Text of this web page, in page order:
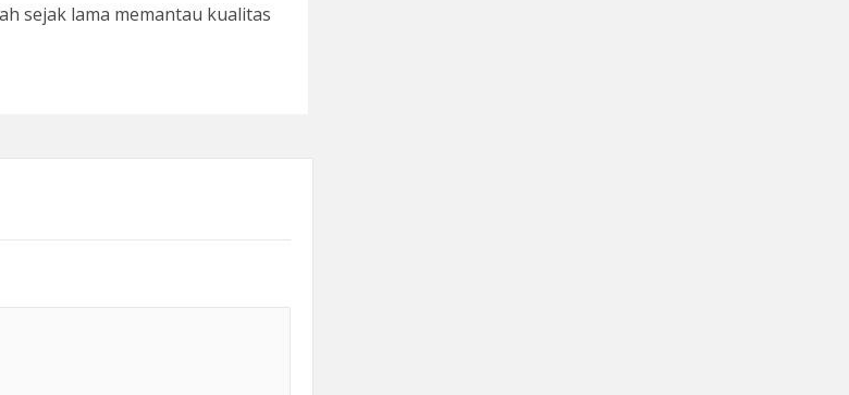
sejak lama memantau kualitas